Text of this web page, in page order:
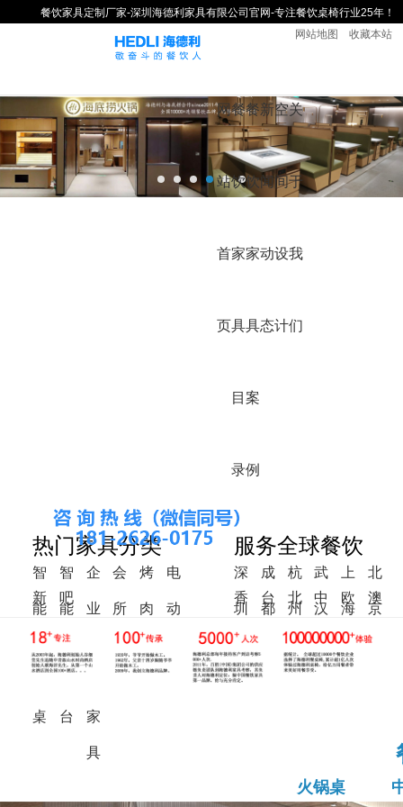
餐饮家具定制厂家-深圳海德利家具有限公司官网-专注餐饮桌椅行业25年！
收藏本站
网站地图
网
站
首
页
餐
饮
家
具
目
录
餐
饮
家
具
案
例
新
闻
动
态
空
间
设
计
关
于
我
们
热门家具分类
智
能
火
桌
智
能
调
台
企
业
家
具
会
所
家
烤
肉
桌
电
动
新
中
式
吧
椅
服务全球餐饮
深
圳
成
都
杭
州
武
汉
上
海
北
京
香
港
台 北
美
中
东
欧
洲
澳
洲
火锅桌